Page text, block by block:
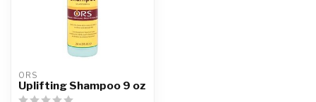
ORS
Uplifting Shampoo 9 oz